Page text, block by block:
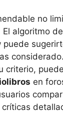
no
algoritmo
puede
criterio,
en